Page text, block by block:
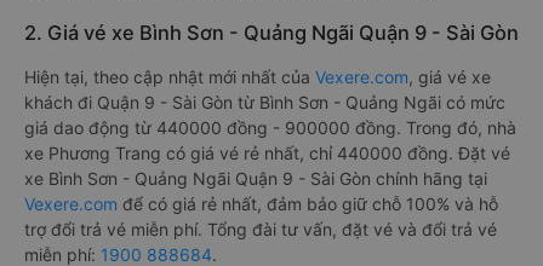
2. Giá vé xe Bình Sơn - Quảng Ngãi Quận 9 - Sài Gòn
Hiện tại, theo cập nhật mới nhất của Vexere.com, giá vé xe
khách đi Quận 9 - Sài Gòn từ Bình Sơn - Quảng Ngãi có mức
giá dao động từ 440000 đồng - 900000 đồng. Trong đó, nhà
xe Phương Trang có giá vé rẻ nhất, chỉ 440000 đồng. Đặt vé
xe Bình Sơn - Quảng Ngãi Quận 9 - Sài Gòn chính hãng tại
Vexere.com để có giá rẻ nhất, đảm bảo giữ chỗ 100% và hỗ
trợ đổi trả vé miễn phí. Tổng đài tư vấn, đặt vé và đổi trả vé
miễn phí: 1900 888684.